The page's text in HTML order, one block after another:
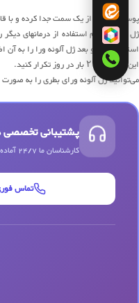
پوست برگ را از یک سمت جدا کرده و با
ژل را به هنگام استفاده از درمانهای
استفاده کنید و بعد ژل آلوئه ورا را به آن
این کار را ۱ تا ۲ بار در روز تکرار کنید.
می‌توانید ژل آلوئه ورای بطری را به
پشتیبانی تخصصی
کارشناسان ما 24/7 آماده پاسخگویی به سوالات و دریافت نسخه‌های شما هستند
تماس